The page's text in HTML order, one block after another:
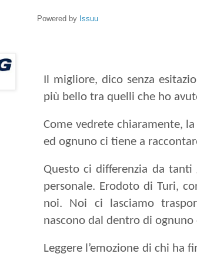
Powered by Issuu
Il migliore, dico senza
più bello tra quelli che ho
Come vedrete chiaramente,
ed ognuno ci tiene a
Questo ci differenzia da
personale. Erodoto di Turi,
noi. Noi ci lasciamo
nascono dal dentro di
Leggere l’emozione di chi